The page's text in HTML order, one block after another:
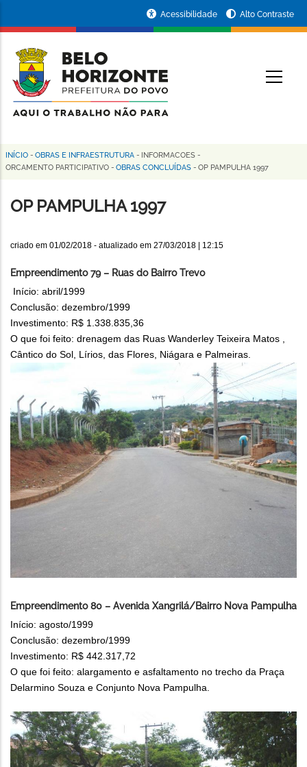
conteúdo
principal
da
Prefeitura
de
Horizonte
Acessibilidade Alto Contraste
Trilha
navegação
INÍCIO - OBRAS E INFRAESTRUTURA - INFORMACOES -
ORCAMENTO PARTICIPATIVO - OBRAS CONCLUÍDAS - OP PAMPULHA 1997
OP PAMPULHA 1997
criado em 01/02/2018 - atualizado em 27/03/2018 | 12:15
Empreendimento 79 – Ruas do Bairro Trevo
Início: abril/1999
Conclusão: dezembro/1999
Investimento: R$ 1.338.835,36
O que foi feito: drenagem das Ruas Wanderley Teixeira Matos ,
Cântico do Sol, Lírios, das Flores, Niágara e Palmeiras.
Empreendimento 80 – Avenida Xangrilá/Bairro Nova Pampulha
Início: agosto/1999
Conclusão: dezembro/1999
Investimento: R$ 442.317,72
O que foi feito: alargamento e asfaltamento no trecho da Praça
Delarmino Souza e Conjunto Nova Pampulha.